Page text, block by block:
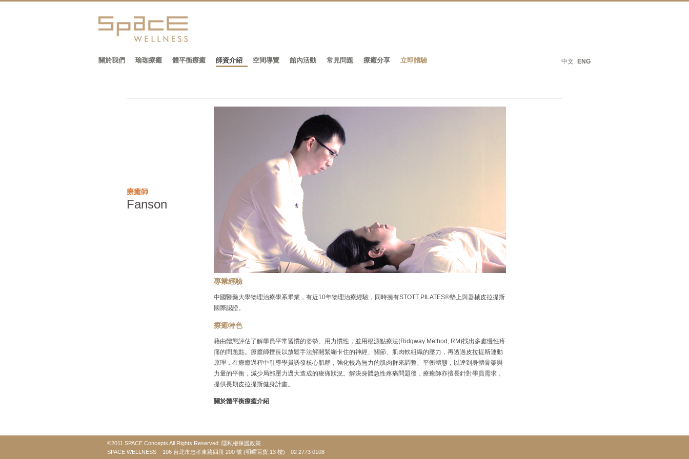
關於我們 瑜珈療癒 體平衡療癒 師資介紹 空間導覽 館內活動 常見問題 療癒分享 立即體驗 中文 ENG
療癒師
Fanson
專業經驗
中國醫藥大學物理治療學系畢業，有近10年物理治療經驗，同時擁有STOTT PILATES®墊上與器械皮拉提斯
國際認證。
療癒特色
藉由體態評估了解學員平常習慣的姿勢、用力慣性，並用根源點療法(Ridgway Method, RM)找出多處慢性疼
痛的問題點。療癒師擅長以放鬆手法解開緊繃卡住的神經、關節、肌肉軟組織的壓力，再透過皮拉提斯運動
原理，在療癒過程中引導學員誘發核心肌群，強化較為無力的肌肉群來調整、平衡體態，以達到身體骨架與
力量的平衡，減少局部壓力過大造成的痠痛狀況。解決身體急性疼痛問題後，療癒師亦擅長針對學員需求，
提供長期皮拉提斯健身計畫。
關於體平衡療癒介紹
©2011 SPACE Concepts All Rights Reserved.隱私權保護政策
SPACE WELLNESS 106 台北市忠孝東路四段 200 號 (明曜百貨 13 樓) 02 2773 0108